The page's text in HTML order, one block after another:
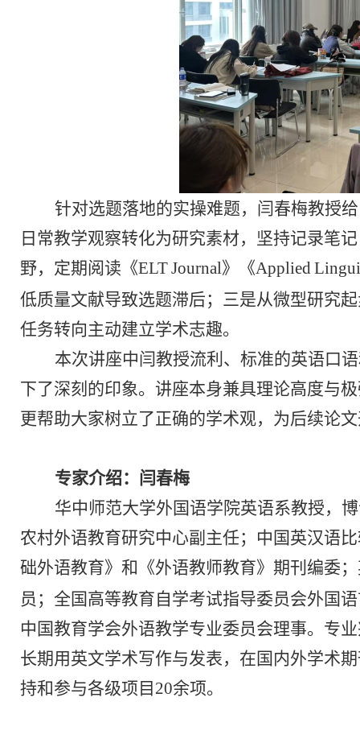
针对选题落地的实操难题，闫春梅教授
日常教学观察转化为研究素材，坚持记录笔
野，定期阅读《ELTJournal》《Applied
低质量文献导致选题滞后；三是从微型研究
任务转向主动建立学术志趣。
本次讲座中闫教授流利、标准的英语口
下了深刻的印象。讲座本身兼具理论高度与
更帮助大家树立了正确的学术观，为后续论
专家介绍：闫春梅
华中师范大学外国语学院英语系教授，
农村外语教育研究中心副主任；中国英汉语
础外语教育》和《外语教师教育》期刊编委
员；全国高等教育自学考试指导委员会外国
中国教育学会外语教学专业委员会理事。专
长期用英文学术写作与发表，在国内外学术
持和参与各级项目 20余项。